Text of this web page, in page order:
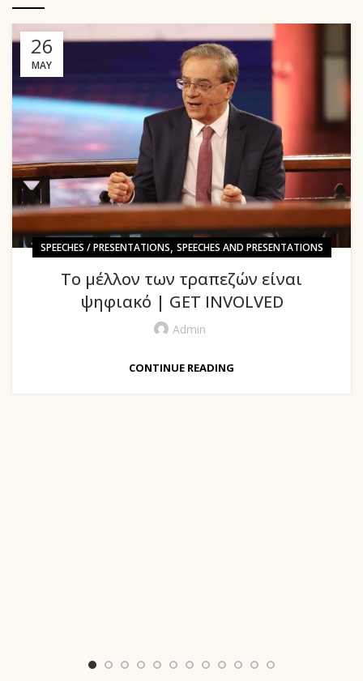
26
MAY
SPEECHES / PRESENTATIONS, SPEECHES AND PRESENTATIONS
Το μέλλον των τραπεζών είναι
ψηφιακό | GET INVOLVED
Admin
CONTINUE READING